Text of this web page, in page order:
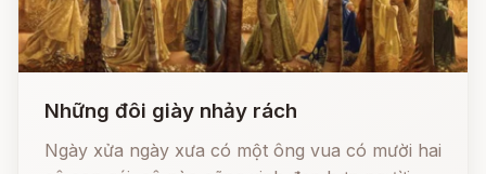
Những đôi giày nhảy rách
Ngày xửa ngày xưa có một ông vua có mười hai